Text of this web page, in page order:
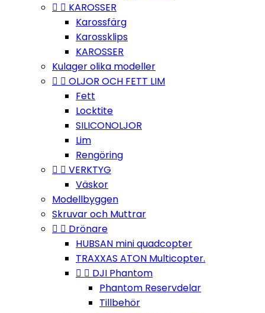
  KAROSSER
Karossfärg
Karossklips
KAROSSER
Kulager olika modeller
  OLJOR OCH FETT LIM
Fett
Locktite
SILICONOLJOR
Lim
Rengöring
  VERKTYG
Väskor
Modellbyggen
Skruvar och Muttrar
  Drönare
HUBSAN mini quadcopter
TRAXXAS ATON Multicopter.
  DJI Phantom
Phantom Reservdelar
Tillbehör